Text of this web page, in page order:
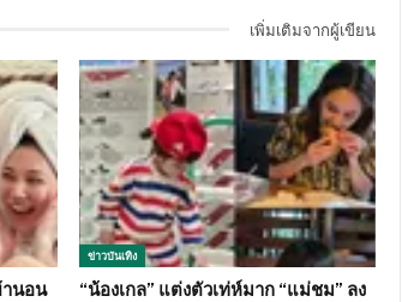
เพิ่มเติมจากผู้เขียน
านอน
ข่าวบันเทิง
“น้องเกล” แต่งตัวเท่ห์มาก “แม่ชม” ลง